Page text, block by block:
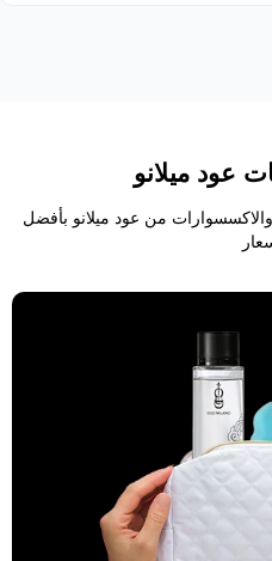
عود ميلانو
من عود ميلانو بأفضل